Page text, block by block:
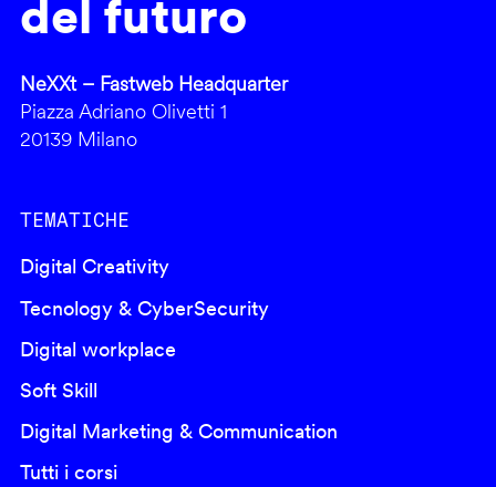
del futuro
NeXXt – Fastweb Headquarter
Piazza Adriano Olivetti 1
20139 Milano
TEMATICHE
Digital Creativity
Tecnology & CyberSecurity
Digital workplace
Soft Skill
Digital Marketing & Communication
Tutti i corsi